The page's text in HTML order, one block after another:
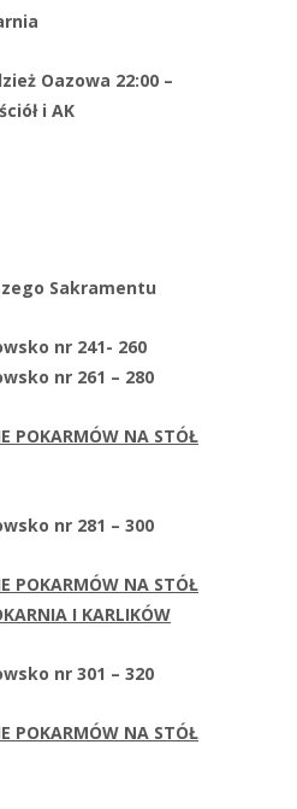
Oazowa 22:00 –
i AK
Sakramentu
nr 241- 260
nr 261 – 280
POKARMÓW NA STÓŁ
nr 281 – 300
POKARMÓW NA STÓŁ
I KARLIKÓW
nr 301 – 320
POKARMÓW NA STÓŁ